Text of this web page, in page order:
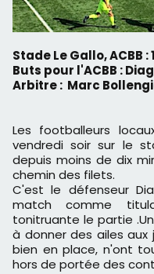
Stade Le Gallo,
Buts pour l'ACBB :
Arbitre : Marc
Les footballeurs
vendredi soir sur le
depuis moins de dix
chemin des filets.
C'est le défenseur
match comme
tonitruante le partie
à donner des ailes aux
bien en place, n'ont
hors de portée des